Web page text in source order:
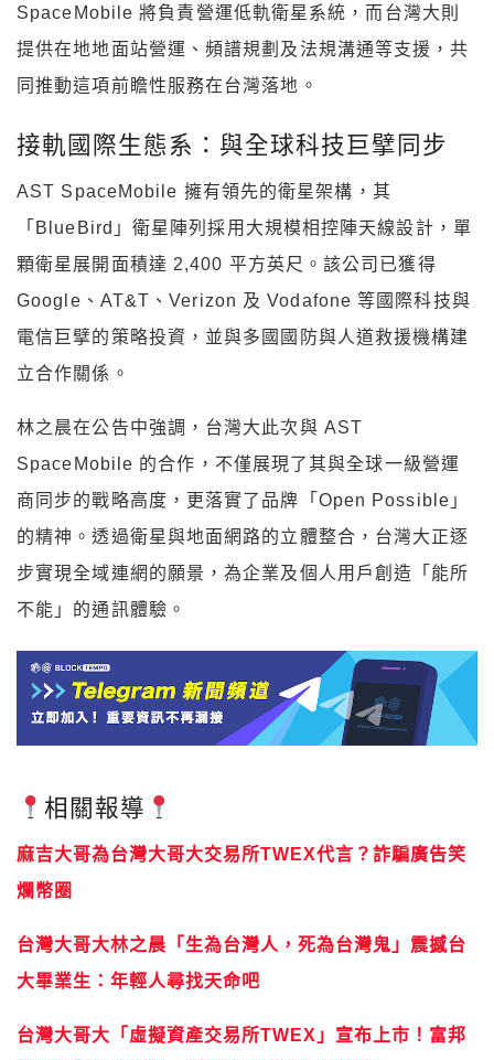
SpaceMobile 將負責營運低軌衛星系統，而台灣大則
提供在地地面站營運、頻譜規劃及法規溝通等支援，共
同推動這項前瞻性服務在台灣落地。
接軌國際生態系：與全球科技巨擘同步
AST SpaceMobile 擁有領先的衛星架構，其
「BlueBird」衛星陣列採用大規模相控陣天線設計，單
顆衛星展開面積達 2,400 平方英尺。該公司已獲得
Google、AT&T、Verizon 及 Vodafone 等國際科技與
電信巨擘的策略投資，並與多國國防與人道救援機構建
立合作關係。
林之晨在公告中強調，台灣大此次與 AST
SpaceMobile 的合作，不僅展現了其與全球一級營運
商同步的戰略高度，更落實了品牌「Open Possible」
的精神。透過衛星與地面網路的立體整合，台灣大正逐
步實現全域連網的願景，為企業及個人用戶創造「能所
不能」的通訊體驗。
相關報導
麻吉大哥為台灣大哥大交易所TWEX代言？詐騙廣告笑
爛幣圈
台灣大哥大林之晨「生為台灣人，死為台灣鬼」震撼台
大畢業生：年輕人尋找天命吧
台灣大哥大「虛擬資產交易所TWEX」宣布上市！富邦